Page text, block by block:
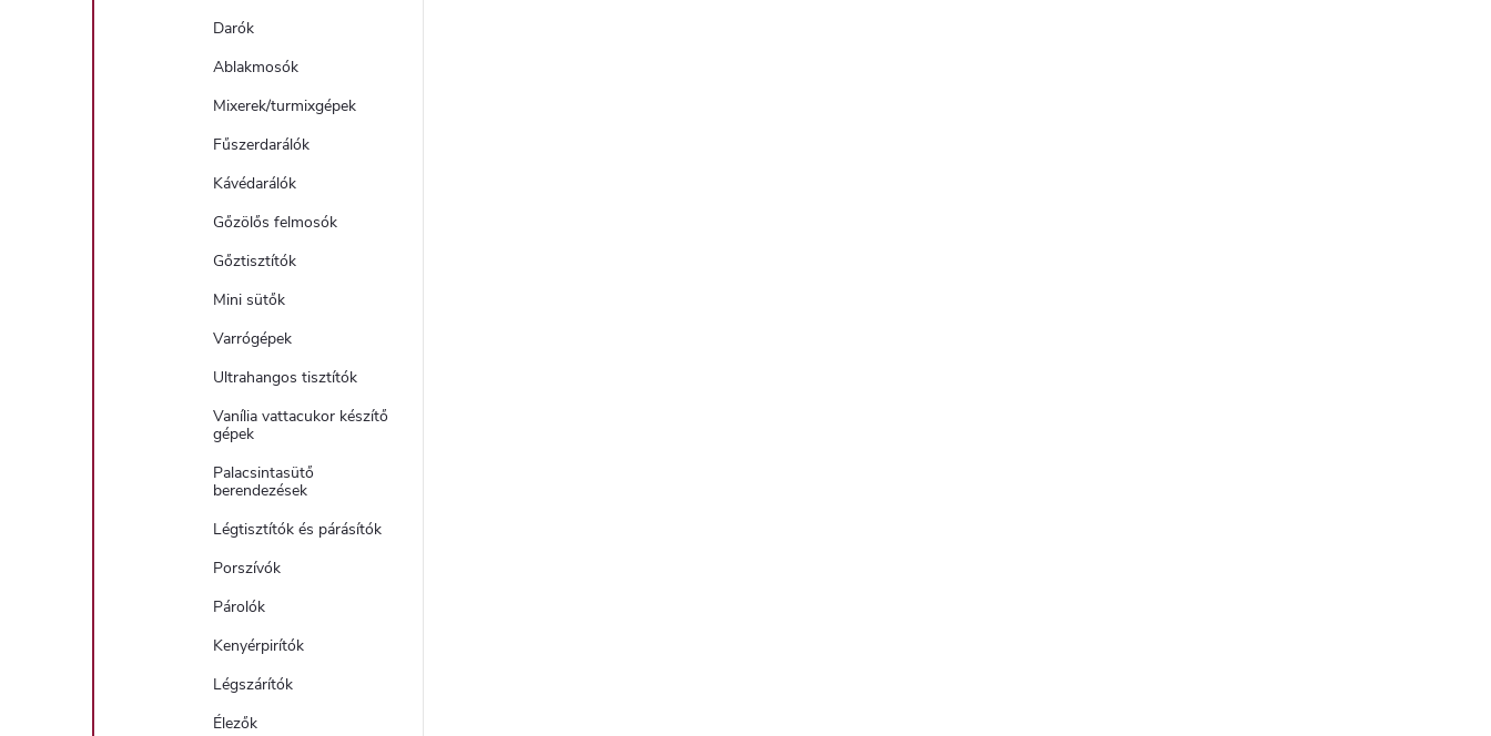
Darók
Ablakmosók
Mixerek/turmixgépek
Fűszerdarálók
Kávédarálók
Gőzölős felmosók
Gőztisztítók
Mini sütők
Varrógépek
Ultrahangos tisztítók
Vanília vattacukor készítő
gépek
Palacsintasütő
berendezések
Légtisztítók és párásítók
Porszívók
Párolók
Kenyérpirítók
Légszárítók
Élezők